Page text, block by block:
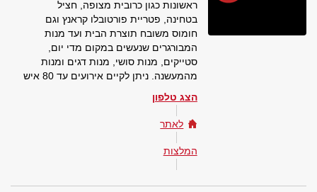
ראשונות כגון כרובית מצופה, חציל
בטחינה, פטריית פורטובלו קראנץ וגם
חומוס משובח תוצרת הבית ועד מנות
המבורגרים שנעשים במקום מדי יום,
סטייקים, מנות סושי, מנות דגים ומנות
מהמעשנה. ניתן לקיים אירועים עד 80 איש
הצג טלפון
לאתר
המלצות